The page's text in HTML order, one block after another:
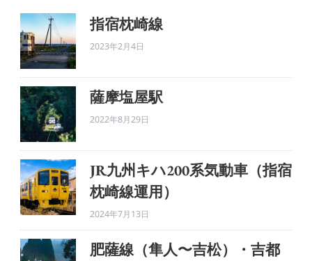
ペ
ー
ジ
送
り
ー
ジ
ー
ジ
ー
指宿枕崎線
2023年2月4日
薩摩塩屋駅
2022年8月29日
JR九州キハ200系気動車（指宿
枕崎線運用）
2024年7月13日
肥薩線（隼人〜吉松）・吉都